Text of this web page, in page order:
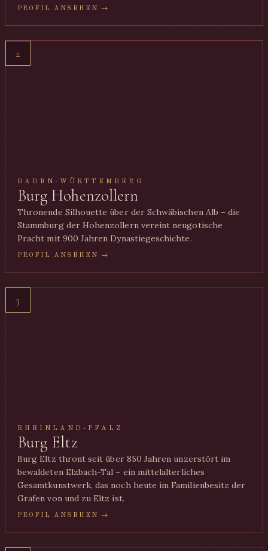
PROFIL ANSEHEN →
2
BADEN-WÜRTTEMBERG
Burg Hohenzollern
Thronende Silhouette über der Schwäbischen Alb – die
Stammburg der Hohenzollern vereint neugotische
Pracht mit 900 Jahren Dynastiegeschichte.
PROFIL ANSEHEN →
3
RHEINLAND-PFALZ
Burg Eltz
Burg Eltz thront seit über 850 Jahren unzerstört im
bewaldeten Elzbach-Tal – ein mittelalterliches
Gesamtkunstwerk, das noch heute im Familienbesitz der
Grafen von und zu Eltz ist.
PROFIL ANSEHEN →